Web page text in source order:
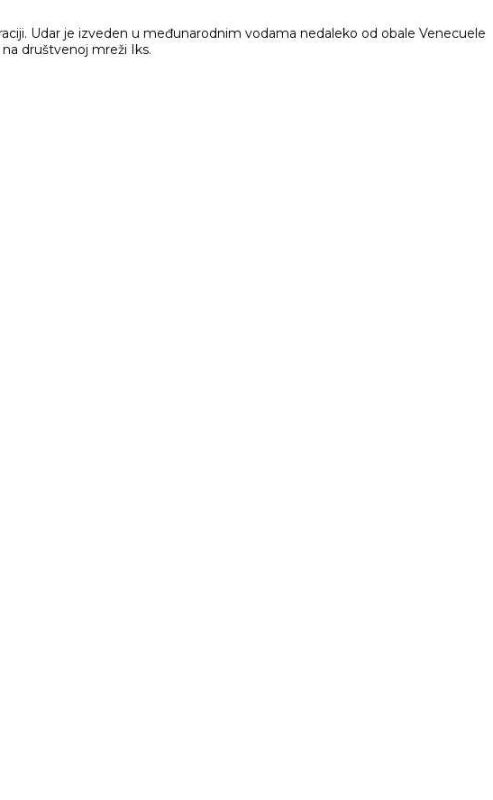
Udar je izveden u međunarodnim vodama nedaleko od obale Venecuele
društvenoj mreži Iks.